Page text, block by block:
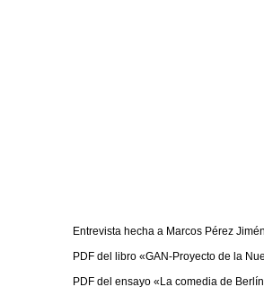
Entrevista hecha a Marcos Pérez
PDF del libro «GAN-Proyecto de la
PDF del ensayo «La comedia de